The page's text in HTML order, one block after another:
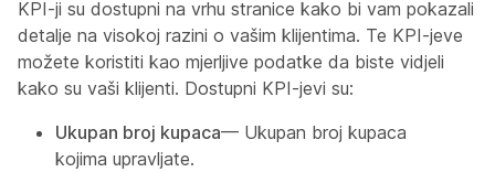
KPI-ji su dostupni na vrhu stranice kako bi vam pokazali
detalje na visokoj razini o vašim klijentima. Te KPI-jeve
možete koristiti kao mjerljive podatke da biste vidjeli
kako su vaši klijenti. Dostupni KPI-jevi su:
Ukupan broj kupaca— Ukupan broj kupaca
kojima upravljate.